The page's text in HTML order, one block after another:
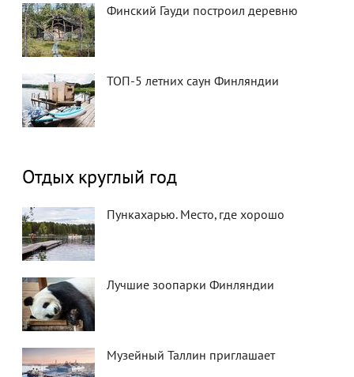
Финский Гауди построил деревню
ТОП-5 летних саун Финляндии
Отдых круглый год
Пункахарью. Место, где хорошо
Лучшие зоопарки Финляндии
Музейный Таллин приглашает